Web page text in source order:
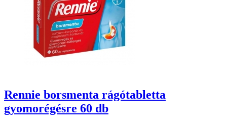
Rennie borsmenta rágótabletta
gyomorégésre 60 db